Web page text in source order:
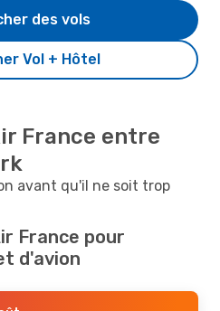
Vol + Hôtel
des vols
France entre
avant qu'il ne soit trop
France pour
d'avion